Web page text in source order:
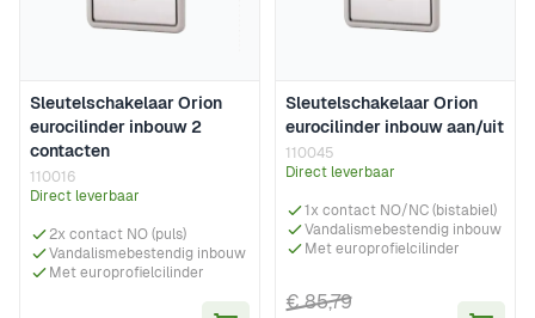
Sleutelschakelaar Orion
eurocilinder inbouw 2
contacten
110016
Direct leverbaar
2x contact NO (puls)
Vandalismebestendig inbouw
Met europrofielcilinder
Sleutelschakelaar Orion
eurocilinder inbouw aan/uit
110045
Direct leverbaar
1x contact NO/NC (bistabiel)
Vandalismebestendig inbouw
Met europrofielcilinder
€ 85,79